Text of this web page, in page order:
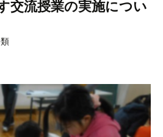
交流授業の実施につい